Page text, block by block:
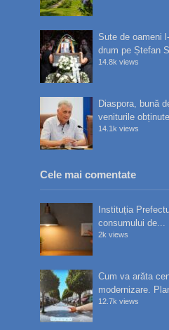
Sute de oameni
drum pe Ștefan
14.8k views
Diaspora, bună
veniturile
14.1k views
Cele mai comentate
Instituția
consumului de...
2k views
Cum va arăta
modernizare.
12.7k views